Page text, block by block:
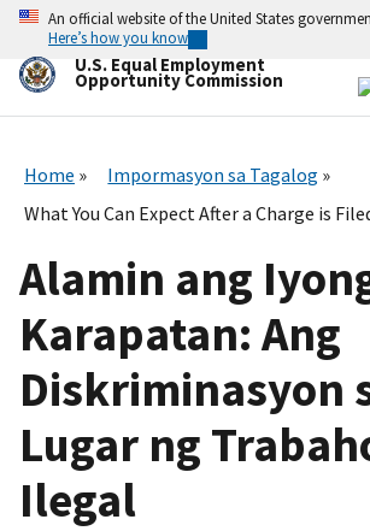
Skip
main
content
An official website of the United States
Here’s how you know
U.S. Equal Employment
Opportunity Commission
Home
Impormasyon sa Tagalog
What You Can Expect After a Charge is
Alamin ang
Karapatan: Ang
Diskriminasyon
Lugar ng
Ilegal